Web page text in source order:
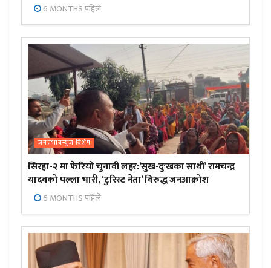
6 MONTHS पहिले
जनप्रभाबन्युज विशेष
सिरहा-२ मा फेरियो चुनावी लहर:’सुख-दुःखका साथी’ रामचन्द्र
यादवको पल्ला भारी, ‘टुरिस्ट नेता’ विरुद्ध जनआक्रोश
6 MONTHS पहिले